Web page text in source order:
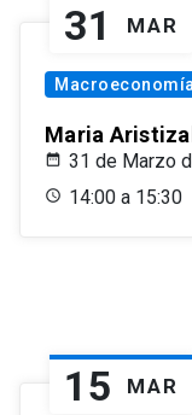
31 MAR
Macroeconomía
Maria
31 de Marzo
14:00 a 15:30
15 MAR